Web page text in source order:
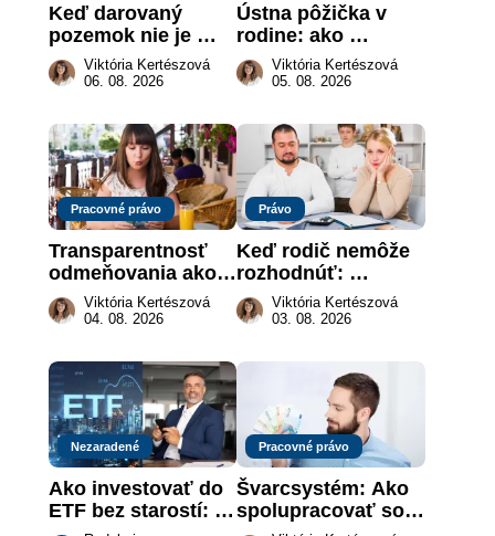
Keď darovaný
pozemok nie je
„hotová vec“: kedy
môže darca žiadať
Viktória Kertészová
06. 08. 2026
Ústna pôžička v
rodine: ako
vymôcť peniaze,
keď na papieri nie
Viktória Kertészová
05. 08. 2026
Pracovné právo
Transparentnosť
odmeňovania ako
právna povinnosť:
revolúcia na
práce
Viktória Kertészová
04. 08. 2026
Právo
Keď rodič nemôže
rozhodnúť:
nahradenie prejavu
vôle súdom v
Viktória Kertészová
03. 08. 2026
Nezaradené
Ako investovať do
ETF bez starostí:
Pracovné právo
Švarcsystém: Ako
spolupracovať so